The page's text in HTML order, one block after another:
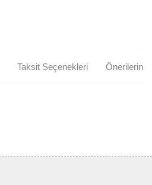
Taksit Seçenekleri Önerileriniz